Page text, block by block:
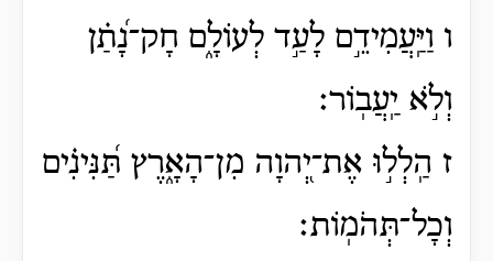
ו וַיַּֽעֲמִידֵ֣ם לָעַ֣ד לְעוֹלָ֑ם חָק־נָ֝תַ֗ן
וְלֹ֣א יַֽעֲבֽוֹר׃
ז הַֽלְל֣וּ אֶת־יְ֭הוָה מִן־הָאָ֑רֶץ תַּ֝נִּינִ֗ים
וְכָל־תְּהֹמֽוֹת׃